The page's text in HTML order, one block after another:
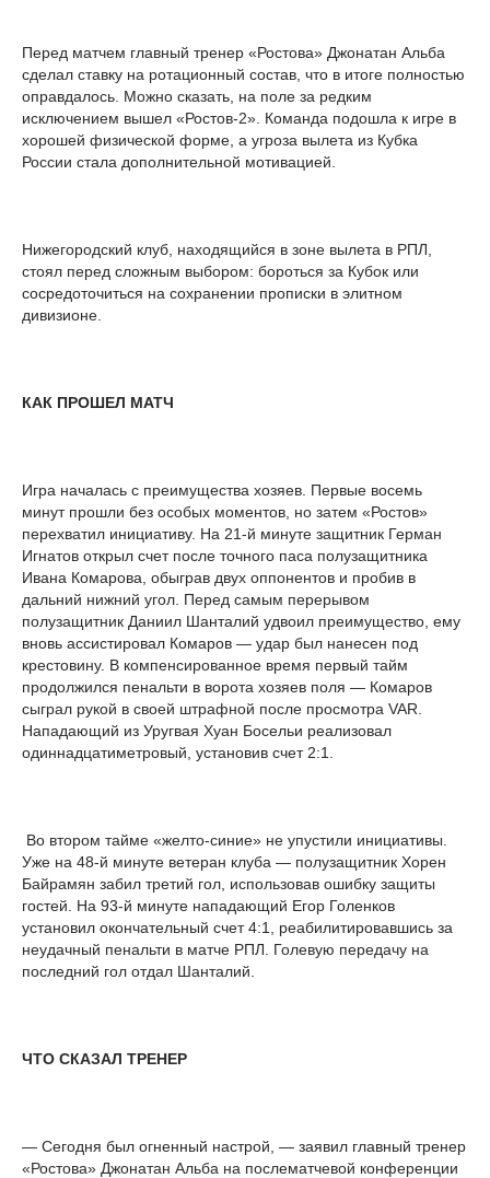
Перед матчем главный тренер «Ростова» Джонатан Альба
сделал ставку на ротационный состав, что в итоге полностью
оправдалось. Можно сказать, на поле за редким
исключением вышел «Ростов-2». Команда подошла к игре в
хорошей физической форме, а угроза вылета из Кубка
России стала дополнительной мотивацией.
Нижегородский клуб, находящийся в зоне вылета в РПЛ,
стоял перед сложным выбором: бороться за Кубок или
сосредоточиться на сохранении прописки в элитном
дивизионе.
КАК ПРОШЕЛ МАТЧ
Игра началась с преимущества хозяев. Первые восемь
минут прошли без особых моментов, но затем «Ростов»
перехватил инициативу. На 21-й минуте защитник Герман
Игнатов открыл счет после точного паса полузащитника
Ивана Комарова, обыграв двух оппонентов и пробив в
дальний нижний угол. Перед самым перерывом
полузащитник Даниил Шанталий удвоил преимущество, ему
вновь ассистировал Комаров — удар был нанесен под
крестовину. В компенсированное время первый тайм
продолжился пенальти в ворота хозяев поля — Комаров
сыграл рукой в своей штрафной после просмотра VAR.
Нападающий из Уругвая Хуан Босельи реализовал
одиннадцатиметровый, установив счет 2:1.
Во втором тайме «желто-синие» не упустили инициативы.
Уже на 48-й минуте ветеран клуба — полузащитник Хорен
Байрамян забил третий гол, использовав ошибку защиты
гостей. На 93-й минуте нападающий Егор Голенков
установил окончательный счет 4:1, реабилитировавшись за
неудачный пенальти в матче РПЛ. Голевую передачу на
последний гол отдал Шанталий.
ЧТО СКАЗАЛ ТРЕНЕР
— Сегодня был огненный настрой, — заявил главный тренер
«Ростова» Джонатан Альба на послематчевой конференции